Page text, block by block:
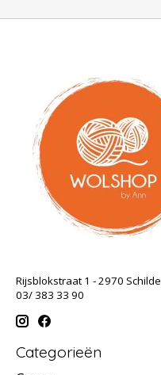
Rijsblokstraat 1 - 2970 Schilde
03/ 383 33 90
Categorieën